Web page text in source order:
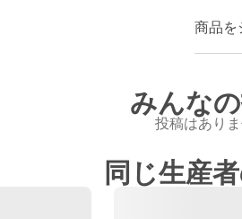
商品を
みんな
投稿はあり
同じ生産